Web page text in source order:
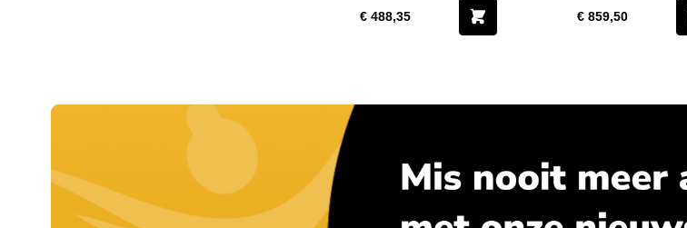
€ 488,35 € 859,50